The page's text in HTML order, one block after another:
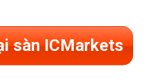
sàn ICMarkets